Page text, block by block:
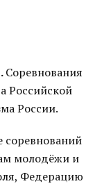
Соревнования
Российской
России.
соревнований
молодёжи и
Федерацию